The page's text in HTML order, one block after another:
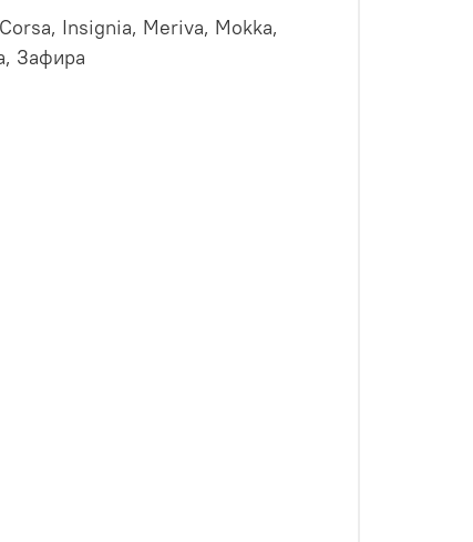
Insignia, Meriva, Mokka,
Зафира